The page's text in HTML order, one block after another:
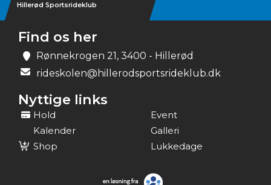
Hillerød Sportsrideklub
Find os her
Rønnekrogen 21, 3400 - Hillerød
rideskolen@hillerodsportsrideklub.dk
Nyttige links
Hold
Event
Kalender
Galleri
Shop
Lukkedage